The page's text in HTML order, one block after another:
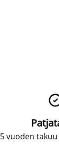
vuoden